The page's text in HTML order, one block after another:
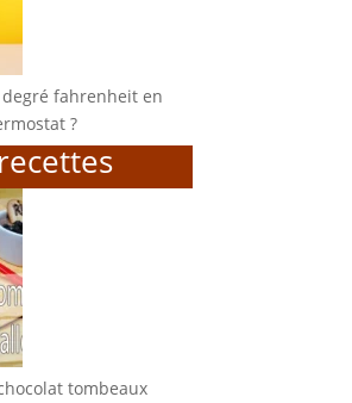
fahrenheit en
?
tombeaux